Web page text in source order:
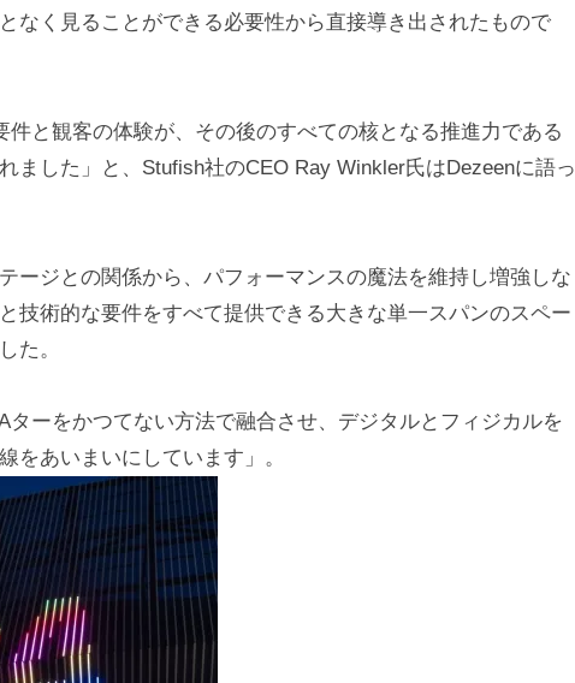
なく見ることができる必要性から直接導き出されたもので
件と観客の体験が、その後のすべての核となる推進力である
ました」と、Stufish社のCEO Ray Winkler氏はDezeenに語っ
ージとの関係から、パフォーマンスの魔法を維持し増強しな
技術的な要件をすべて提供できる大きな単一スパンのスペー
た。
ターをかつてない方法で融合させ、デジタルとフィジカルを
をあいまいにしています」。